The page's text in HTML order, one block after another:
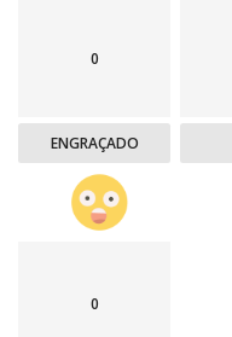
0
ENGRAÇADO
0